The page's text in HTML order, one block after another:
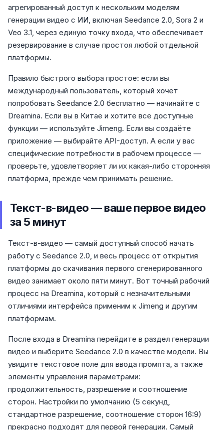
агрегированный доступ к нескольким моделям
генерации видео с ИИ, включая Seedance 2.0, Sora 2 и
Veo 3.1, через единую точку входа, что обеспечивает
резервирование в случае простоя любой отдельной
платформы.
Правило быстрого выбора простое: если вы
международный пользователь, который хочет
попробовать Seedance 2.0 бесплатно — начинайте с
Dreamina. Если вы в Китае и хотите все доступные
функции — используйте Jimeng. Если вы создаёте
приложение — выбирайте API-доступ. А если у вас
специфические потребности в рабочем процессе —
проверьте, удовлетворяет ли их какая-либо сторонняя
платформа, прежде чем принимать решение.
Текст-в-видео — ваше первое видео
за 5 минут
Текст-в-видео — самый доступный способ начать
работу с Seedance 2.0, и весь процесс от открытия
платформы до скачивания первого сгенерированного
видео занимает около пяти минут. Вот точный рабочий
процесс на Dreamina, который с незначительными
отличиями интерфейса применим к Jimeng и другим
платформам.
После входа в Dreamina перейдите в раздел генерации
видео и выберите Seedance 2.0 в качестве модели. Вы
увидите текстовое поле для ввода промпта, а также
элементы управления параметрами:
продолжительность, разрешение и соотношение
сторон. Настройки по умолчанию (5 секунд,
стандартное разрешение, соотношение сторон 16:9)
прекрасно подходят для первой генерации. Самый